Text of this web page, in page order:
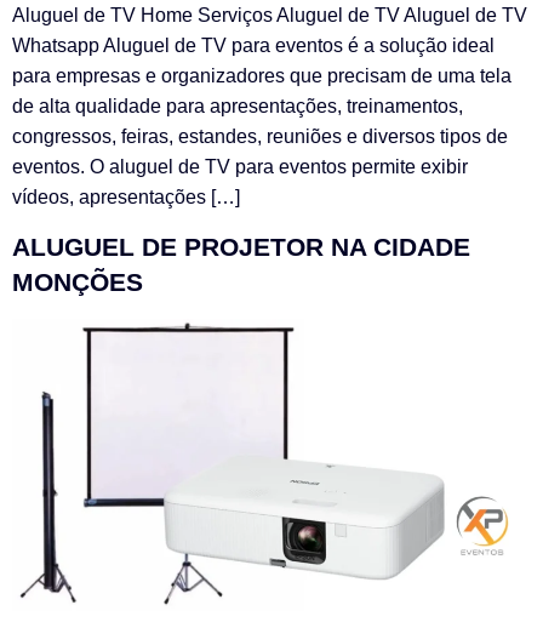
Aluguel de TV Home Serviços Aluguel de TV Aluguel de TV
Whatsapp Aluguel de TV para eventos é a solução ideal
para empresas e organizadores que precisam de uma tela
de alta qualidade para apresentações, treinamentos,
congressos, feiras, estandes, reuniões e diversos tipos de
eventos. O aluguel de TV para eventos permite exibir
vídeos, apresentações […]
ALUGUEL DE PROJETOR NA CIDADE
MONÇÕES